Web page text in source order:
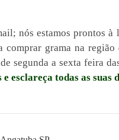
nós estamos prontos à
comprar grama na
segunda a sexta feira
e esclareça todas as suas